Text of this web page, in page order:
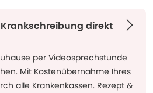
Krankschreibung direkt
per Videosprechstunde
Mit Kostenübernahme Ihres
alle Krankenkassen. Rezept &